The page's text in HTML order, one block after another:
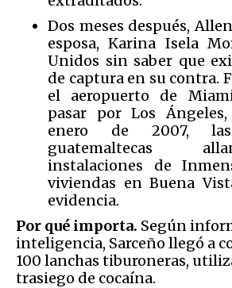
Dos meses después,
esposa, Karina Isela
Unidos sin saber que
de captura en su contra.
el aeropuerto de
pasar por Los
enero de 2007, las
guatemaltecas
instalaciones de
viviendas en Buena
evidencia.
Por qué importa. Según
inteligencia, Sarceño llegó a
100 lanchas tiburoneras,
trasiego de cocaína.